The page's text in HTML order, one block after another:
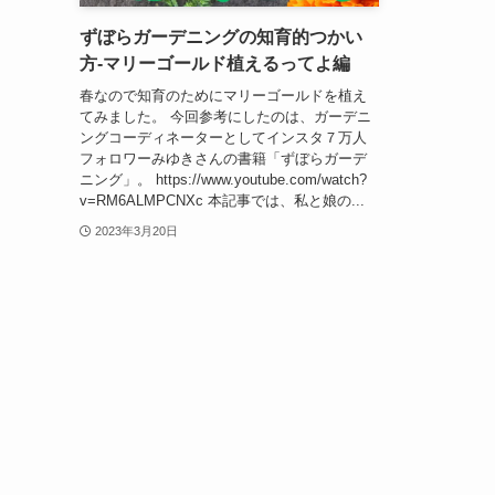
ずぼらガーデニングの知育的つかい
方-マリーゴールド植えるってよ編
春なので知育のためにマリーゴールドを植え
てみました。 今回参考にしたのは、ガーデニ
ングコーディネーターとしてインスタ７万人
フォロワーみゆきさんの書籍「ずぼらガーデ
ニング」。 https://www.youtube.com/watch?
v=RM6ALMPCNXc 本記事では、私と娘の...
2023年3月20日